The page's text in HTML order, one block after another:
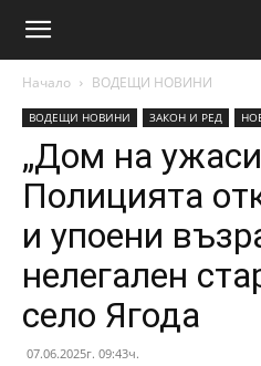
Начало ВОДЕЩИ НОВИНИ
ВОДЕЩИ НОВИНИ ЗАКОН И РЕД
„Дом на
Полицията
и упоени
нелегален
село Ягода
07.06.2025г. 09:43ч.